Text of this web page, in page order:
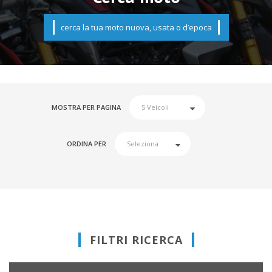
cerca la tua moto nuova, usata o d’epoca
MOSTRA PER PAGINA
ORDINA PER
FILTRI RICERCA